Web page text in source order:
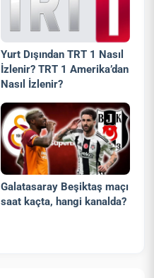
Yurt Dışından TRT 1 Nasıl
İzlenir? TRT 1 Amerika’dan
Nasıl İzlenir?
Galatasaray Beşiktaş maçı
saat kaçta, hangi kanalda?